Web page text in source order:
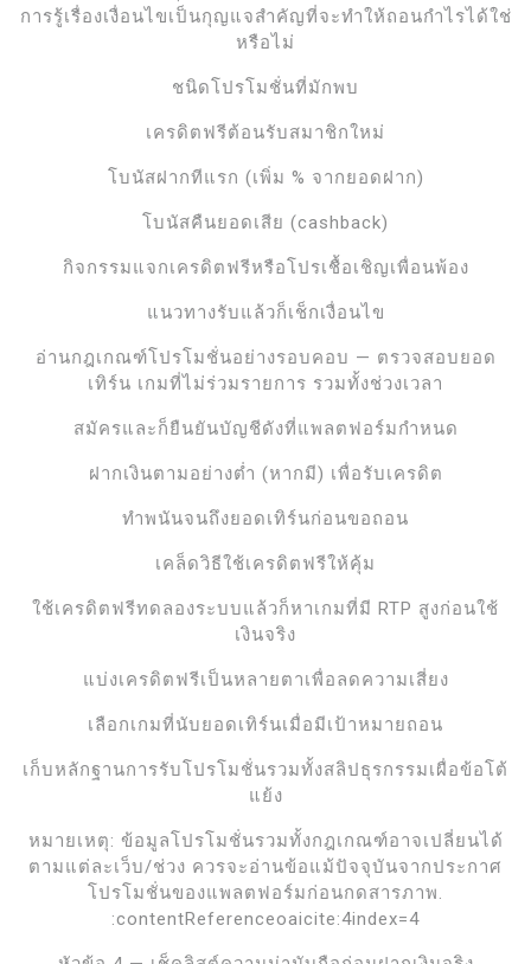
การรู้เรื่องเงื่อนไขเป็นกุญแจสำคัญที่จะทำให้ถอนกำไรได้ใช่
หรือไม่
ชนิดโปรโมชั่นที่มักพบ
เครดิตฟรีต้อนรับสมาชิกใหม่
โบนัสฝากทีแรก (เพิ่ม % จากยอดฝาก)
โบนัสคืนยอดเสีย (cashback)
กิจกรรมแจกเครดิตฟรีหรือโปรเชื้อเชิญเพื่อนพ้อง
แนวทางรับแล้วก็เช็กเงื่อนไข
อ่านกฎเกณฑ์โปรโมชั่นอย่างรอบคอบ — ตรวจสอบยอด
เทิร์น เกมที่ไม่ร่วมรายการ รวมทั้งช่วงเวลา
สมัครและก็ยืนยันบัญชีดังที่แพลตฟอร์มกำหนด
ฝากเงินตามอย่างต่ำ (หากมี) เพื่อรับเครดิต
ทำพนันจนถึงยอดเทิร์นก่อนขอถอน
เคล็ดวิธีใช้เครดิตฟรีให้คุ้ม
ใช้เครดิตฟรีทดลองระบบแล้วก็หาเกมที่มี RTP สูงก่อนใช้
เงินจริง
แบ่งเครดิตฟรีเป็นหลายตาเพื่อลดความเสี่ยง
เลือกเกมที่นับยอดเทิร์นเมื่อมีเป้าหมายถอน
เก็บหลักฐานการรับโปรโมชั่นรวมทั้งสลิปธุรกรรมเผื่อข้อโต้
แย้ง
หมายเหตุ: ข้อมูลโปรโมชั่นรวมทั้งกฎเกณฑ์อาจเปลี่ยนได้
ตามแต่ละเว็บ/ช่วง ควรจะอ่านข้อแม้ปัจจุบันจากประกาศ
โปรโมชั่นของแพลตฟอร์มก่อนกดสารภาพ.
:contentReferenceoaicite:4index=4